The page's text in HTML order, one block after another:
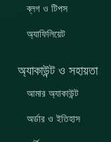
ব্লগ ও টিপস
অ্যাফিলিয়েট
অ্যাকাউন্ট ও সহায়তা
আমার অ্যাকাউন্ট
অর্ডার ও ইতিহাস